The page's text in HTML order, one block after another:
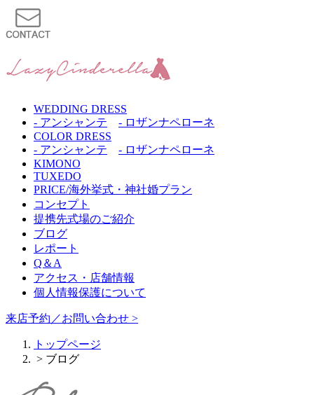
WEDDING DRESS
- アンシャンテ
- ロザンナペローネ
COLOR DRESS
- アンシャンテ
- ロザンナペローネ
KIMONO
TUXEDO
PRICE/海外挙式・神社婚プラン
コンセプト
提携先式場のご紹介
ブログ
レポート
Q＆A
アクセス・店舗情報
個人情報保護について
来店予約／お問い合わせ >
トップページ
> ブログ